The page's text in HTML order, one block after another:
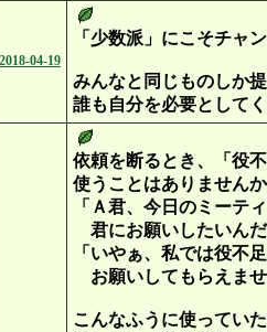
2018-04-19
「少数派」にこそチャ
みんなと同じものしか
誰も自分を必要として
依頼を断るとき、「役
使うことはありません
「Ａ君、今日のミーテ
君にお願いしたいん
「いやぁ、私では役不
お願いしてもらえま
こんなふうに使ってい